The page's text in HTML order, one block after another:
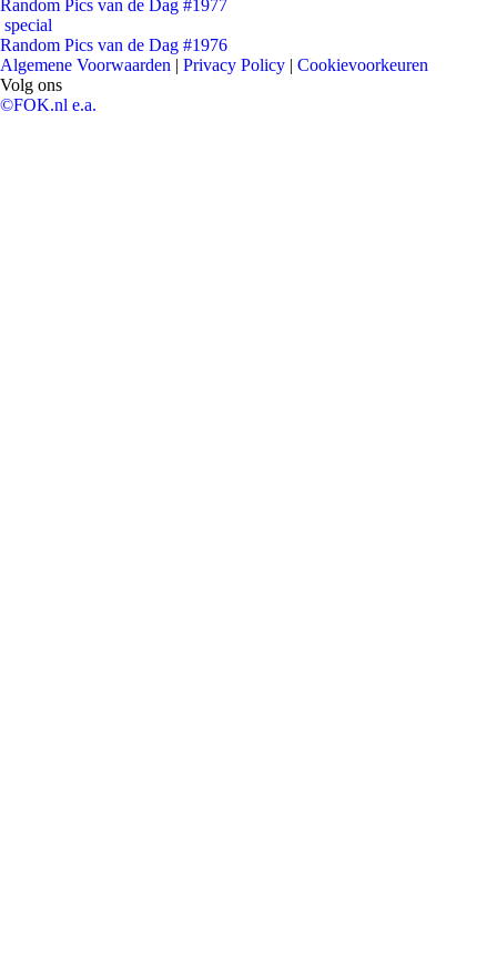
Random Pics van de Dag #1977
special
Random Pics van de Dag #1976
Algemene Voorwaarden | Privacy Policy | Cookievoorkeuren
Volg ons
©FOK.nl e.a.